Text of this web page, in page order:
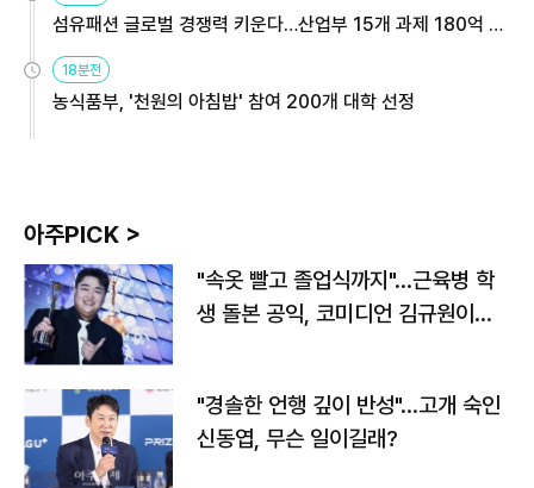
섬유패션 글로벌 경쟁력 키운다…산업부 15개 과제 180억 지
18분전
농식품부, '천원의 아침밥' 참여 200개 대학 선정
아주PICK >
"속옷 빨고 졸업식까지"…근육병 학
생 돌본 공익, 코미디언 김규원이었
"경솔한 언행 깊이 반성"…고개 숙인
신동엽, 무슨 일이길래?